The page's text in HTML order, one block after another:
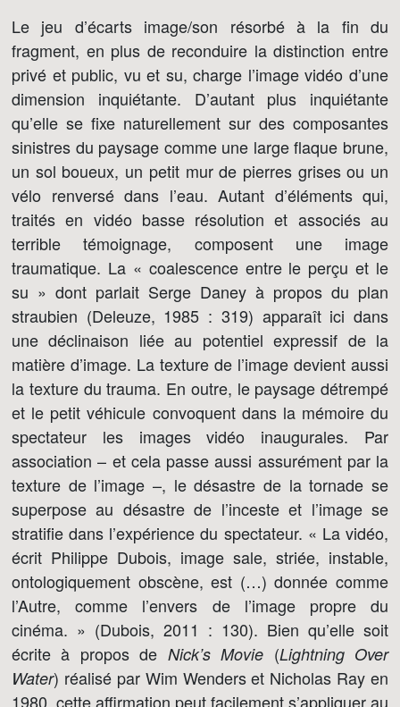
Le jeu d’écarts image/son résorbé à la fin du
fragment, en plus de reconduire la distinction entre
privé et public, vu et su, charge l’image vidéo d’une
dimension inquiétante. D’autant plus inquiétante
qu’elle se fixe naturellement sur des composantes
sinistres du paysage comme une large flaque brune,
un sol boueux, un petit mur de pierres grises ou un
vélo renversé dans l’eau. Autant d’éléments qui,
traités en vidéo basse résolution et associés au
terrible témoignage, composent une image
traumatique. La « coalescence entre le perçu et le
su » dont parlait Serge Daney à propos du plan
straubien (Deleuze, 1985 : 319) apparaît ici dans
une déclinaison liée au potentiel expressif de la
matière d’image. La texture de l’image devient aussi
la texture du trauma. En outre, le paysage détrempé
et le petit véhicule convoquent dans la mémoire du
spectateur les images vidéo inaugurales. Par
association – et cela passe aussi assurément par la
texture de l’image –, le désastre de la tornade se
superpose au désastre de l’inceste et l’image se
stratifie dans l’expérience du spectateur. « La vidéo,
écrit Philippe Dubois, image sale, striée, instable,
ontologiquement obscène, est (…) donnée comme
l’Autre, comme l’envers de l’image propre du
cinéma. » (Dubois, 2011 : 130). Bien qu’elle soit
écrite à propos de Nick’s Movie (Lightning Over
Water) réalisé par Wim Wenders et Nicholas Ray en
1980, cette affirmation peut facilement s’appliquer au